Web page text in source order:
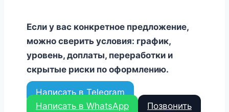
Если у вас конкретное предложение,
можно сверить условия: график,
уровень, доплаты, переработки и
скрытые риски по оформлению.
Написать в Telegram
Написать в WhatsApp
Позвонить